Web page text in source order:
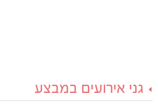
גני אירועים במבצע